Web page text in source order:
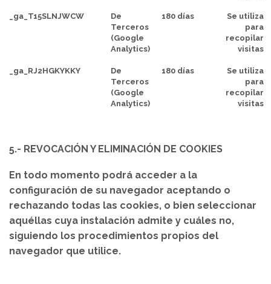
_ga_T15SLNJWCW
De
Terceros
(Google
Analytics)
180 días
Se utiliza
para
recopilar
visitas
_ga_RJ2HGKYKKY
De
Terceros
(Google
Analytics)
180 días
Se utiliza
para
recopilar
visitas
5.- REVOCACIÓN Y ELIMINACIÓN DE COOKIES
En todo momento podrá acceder a la
configuración de su navegador aceptando o
rechazando todas las cookies, o bien seleccionar
aquéllas cuya instalación admite y cuáles no,
siguiendo los procedimientos propios del
navegador que utilice.